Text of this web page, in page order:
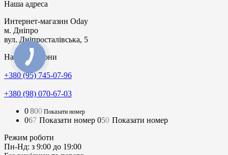
Наша адреса
Интернет-магазин Oday
м. Дніпро
вул. Дніпросталівська, 5
Наші телефони
+380 (95) 745-07-96
+380 (98) 070-67-03
0800 Показати номер
067 Показати номер 050 Показати номер
Режим роботи
Пн-Нд: з 9:00 до 19:00